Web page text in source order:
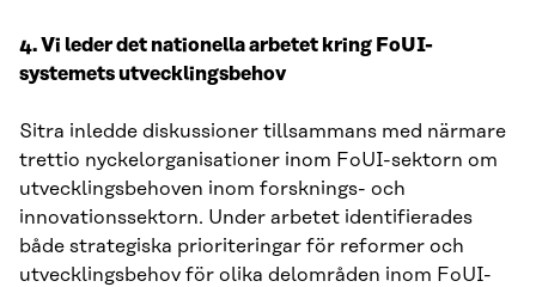
4. Vi leder det nationella arbetet kring FoUI-
systemets utvecklingsbehov
Sitra inledde diskussioner tillsammans med närmare
trettio nyckelorganisationer inom FoUI-sektorn om
utvecklingsbehoven inom forsknings- och
innovationssektorn. Under arbetet identifierades
både strategiska prioriteringar för reformer och
utvecklingsbehov för olika delområden inom FoUI-